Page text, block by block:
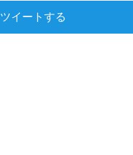
ツイートする